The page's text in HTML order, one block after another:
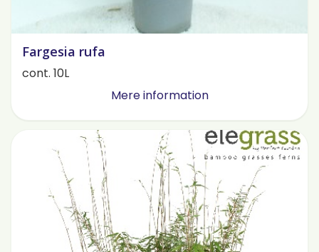
Fargesia rufa
cont. 10L
Mere information